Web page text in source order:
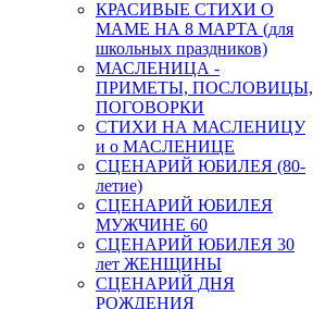
КРАСИВЫЕ СТИХИ О
МАМЕ НА 8 МАРТА (для
школьных праздников)
МАСЛЕНИЦА -
ПРИМЕТЫ, ПОСЛОВИЦЫ,
ПОГОВОРКИ
СТИХИ НА МАСЛЕНИЦУ
и о МАСЛЕНИЦЕ
СЦЕНАРИЙ ЮБИЛЕЯ (80-
летие)
СЦЕНАРИЙ ЮБИЛЕЯ
МУЖЧИНЕ 60
СЦЕНАРИЙ ЮБИЛЕЯ 30
лет ЖЕНЩИНЫ
СЦЕНАРИЙ ДНЯ
РОЖДЕНИЯ